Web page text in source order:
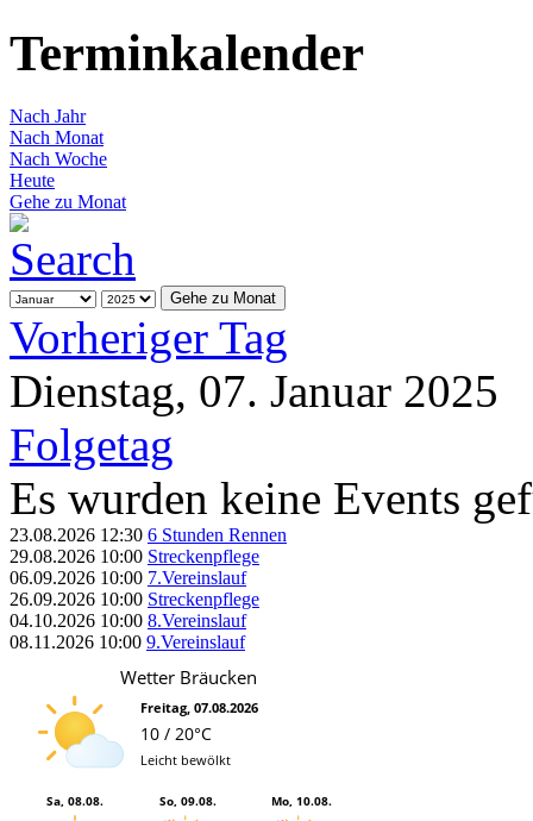
Terminkalender
Nach Jahr
Nach Monat
Nach Woche
Heute
Gehe zu Monat
Gehe zu Monat
Vorheriger Tag
Dienstag, 07. Januar 2025
Folgetag
Es wurden keine Events
23.08.2026 12:30 6 Stunden Rennen
29.08.2026 10:00 Streckenpflege
06.09.2026 10:00 7.Vereinslauf
26.09.2026 10:00 Streckenpflege
04.10.2026 10:00 8.Vereinslauf
08.11.2026 10:00 9.Vereinslauf
Wetter Bräucken
Freitag, 07.08.2026
10 / 20°C
Leicht bewölkt
Sa, 08.08. So, 09.08. Mo, 10.08.